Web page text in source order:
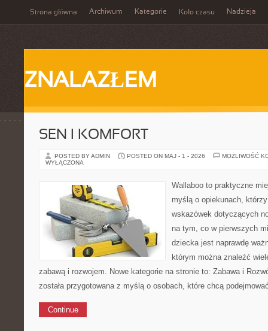
Strona główna Archiwum Kategorie Koło czasu Nadzieja
ZNALAZŁEM
SEN I KOMFORT
POSTED BY ADMIN POSTED ON MAJ - 1 - 2026
MOŻLIWOŚĆ
WYŁĄCZONA
Wallaboo to praktyczne
myślą o opiekunach,
wskazówek dotyczących
na tym, co w pierwszych
dziecka jest naprawdę
którym można znaleźć
zabawą i rozwojem. Nowe kategorie na stronie to: Zabawa i
została przygotowana z myślą o osobach, które chcą
Continue